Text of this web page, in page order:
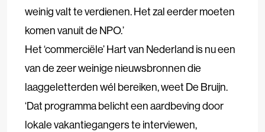
weinig valt te verdienen. Het zal eerder moeten
komen vanuit de NPO.’
Het ‘commerciële’ Hart van Nederland is nu een
van de zeer weinige nieuwsbronnen die
laaggeletterden wél bereiken, weet De Bruijn.
‘Dat programma belicht een aardbeving door
lokale vakantiegangers te interviewen,